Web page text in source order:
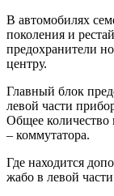
В автомобилях
поколения и
предохранители
центру.
Главный блок
левой части
Общее количество
– коммутатора.
Где находится
жабо в левой